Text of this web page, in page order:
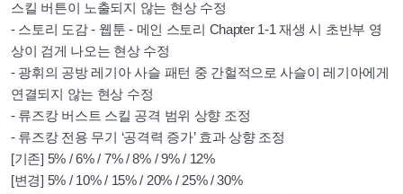
스킬 버튼이 노출되지 않는 현상 수정
- 스토리 도감 - 웹툰 - 메인 스토리 Chapter 1-1 재생 시 초반부 영
상이 검게 나오는 현상 수정
- 광휘의 공방 레기아 사슬 패턴 중 간헐적으로 사슬이 레기아에게
연결되지 않는 현상 수정
- 류즈캉 버스트 스킬 공격 범위 상향 조정
- 류즈캉 전용 무기 ‘공격력 증가’ 효과 상향 조정
[기존] 5% / 6% / 7% / 8% / 9% / 12%
[변경] 5% / 10% / 15% / 20% / 25% / 30%